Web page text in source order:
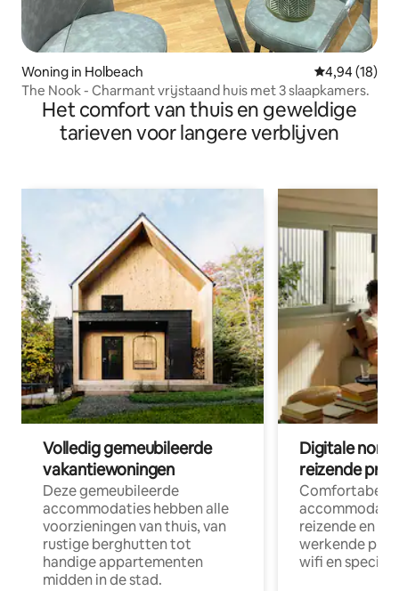
Woning in Holbeach Gemiddelde
4,94 (18)
The Nook - Charmant vrijstaand huis met 3 slaapkamers.
Het comfort van thuis en geweldige
tarieven voor langere verblijven
Volledig gemeubileerde
vakantiewoningen
Deze gemeubileerde
accommodaties hebben alle
voorzieningen van thuis, van
rustige berghutten tot
handige appartementen
midden in de stad.
Digitale
reizende
Comfortabele
reizende en
werkende
wifi en